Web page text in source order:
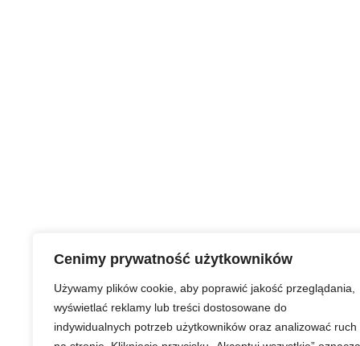
Cenimy prywatność użytkowników
Używamy plików cookie, aby poprawić jakość przeglądania,
wyświetlać reklamy lub treści dostosowane do
indywidualnych potrzeb użytkowników oraz analizować ruch